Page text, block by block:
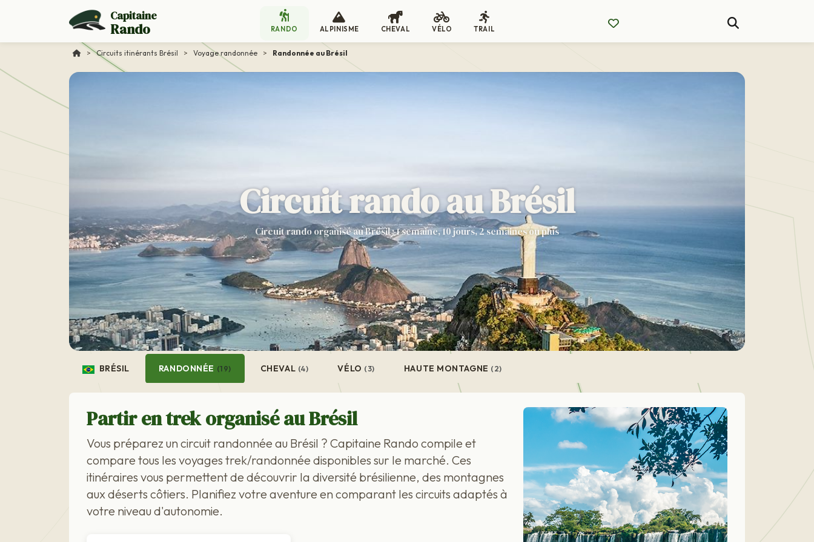
Capitaine
Rando RANDO ALPINISME CHEVAL VÉLO TRAIL
> Circuits itinérants Brésil > Voyage randonnée > Randonnée au Brésil
Circuit rando au Brésil
Circuit rando organisé au Brésil : 1 semaine, 10 jours, 2 semaines ou plus
BRÉSIL RANDONNÉE (19) CHEVAL (4) VÉLO (3) HAUTE MONTAGNE (2)
Partir en trek organisé au Brésil
Vous préparez un circuit randonnée au Brésil ? Capitaine Rando compile et
compare tous les voyages trek/randonnée disponibles sur le marché. Ces
itinéraires vous permettent de découvrir la diversité brésilienne, des montagnes
aux déserts côtiers. Planifiez votre aventure en comparant les circuits adaptés à
votre niveau d'autonomie.